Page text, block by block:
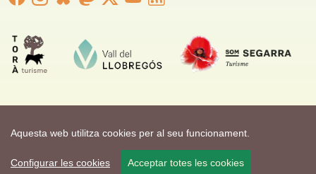
Aquesta web utilitza cookies per al seu funcionament.
Configurar les cookies Acceptar totes les cookies